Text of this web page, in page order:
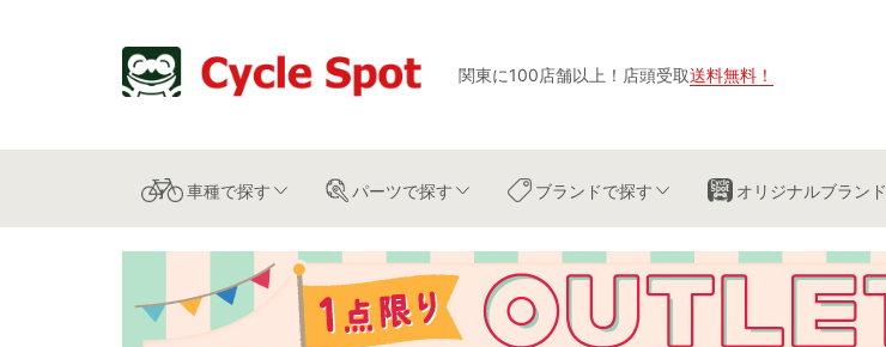
関東に100店舗以上 ！ 店頭受取送料無料 ！
車種で探す パーツで探す ブランドで探す オリジナルブランド